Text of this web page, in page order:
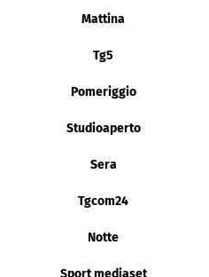
Mattina
Tg5
Pomeriggio
Studioaperto
Sera
Tgcom24
Notte
Sport mediaset